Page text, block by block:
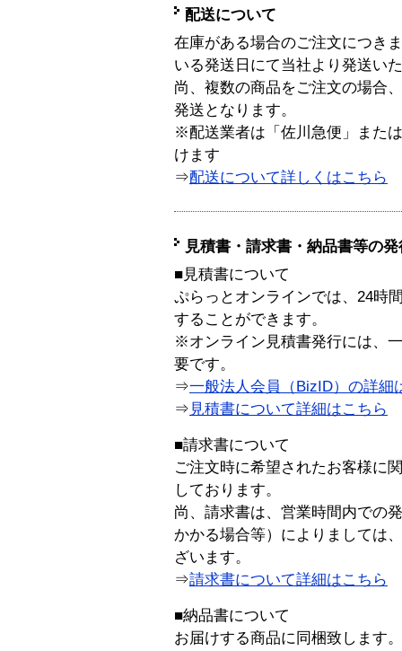
配送について
在庫がある場合のご注文につき
いる発送日にて当社より発送い
尚、複数の商品をご注文の場合
発送となります。
※配送業者は「佐川急便」また
けます
⇒配送について詳しくはこちら
見積書・請求書・納品書等の
■見積書について
ぷらっとオンラインでは、24時
することができます。
※オンライン見積書発行には、
要です。
⇒一般法人会員（BizID）の詳細
⇒ 見積書について詳細はこちら
■請求書について
ご注文時に希望されたお客様に
しております。
尚、請求書は、営業時間内での
かかる場合等）によりましては
ざいます。
⇒請求書について詳細はこちら
■納品書について
お届けする商品に同梱致します。